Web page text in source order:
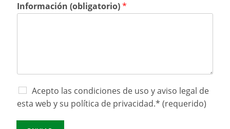
Información (obligatorio)*
Acepto las condiciones de uso y aviso legal de
esta web y su política de privacidad.* (requerido)